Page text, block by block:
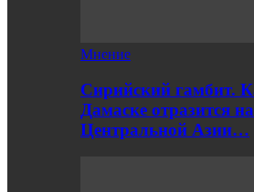
Мнение
Сирийский гамбит.
Дамаске отразится
Центральной Азии…